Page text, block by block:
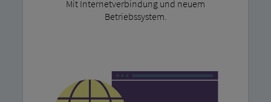
Mit Internetverbindung und neuem
Betriebssystem.